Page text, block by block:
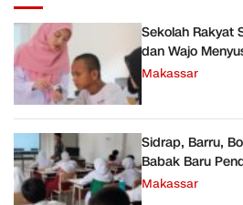
Sekolah Rakyat
dan Wajo
Makassar
Sidrap, Barru,
Babak Baru
Makassar